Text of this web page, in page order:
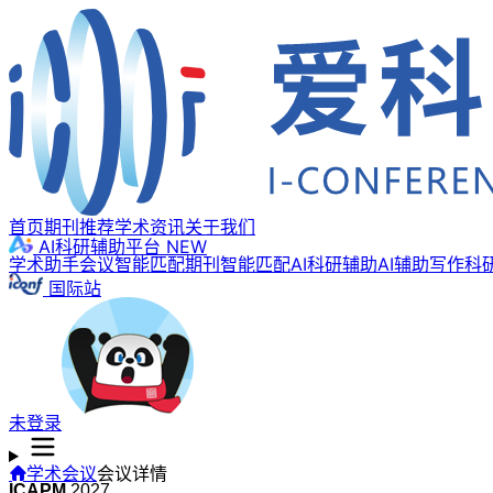
首页期刊推荐学术资讯关于我们
AI科研辅助平台 NEW
学术助手会议智能匹配期刊智能匹配AI科研辅助AI辅助写作科
国际站
未登录
学术会议会议详情